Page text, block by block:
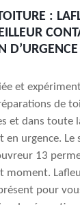
:
D’URGENCE
et
de
et dans toute
urgence. Le
13
moment.
pour